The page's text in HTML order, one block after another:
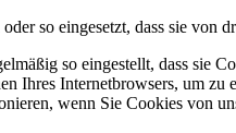
so eingesetzt, dass sie von
so eingestellt, dass sie
Internetbrowsers, um zu
wenn Sie Cookies von